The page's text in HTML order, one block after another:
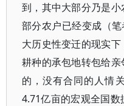
到，其中大部分乃是
部分农户已经变成（
大历史性变迁的现实
耕种的承包地转包给
的，没有合同的人情
4.71亿亩的宏观全国